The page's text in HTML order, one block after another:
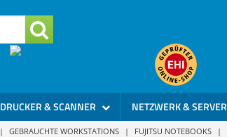
DRUCKER & SCANNER NETZWERK & SERVER
| GEBRAUCHTE WORKSTATIONS | FUJITSU NOTEBOOKS |